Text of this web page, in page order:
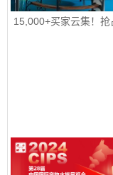
15,000+买家云集！抢